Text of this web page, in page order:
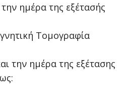
ημέρα της εξέτασής
Τομογραφία
την ημέρα της εξέτασης